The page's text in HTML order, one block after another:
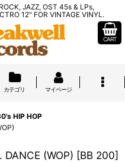
JAZZ, OST 45s & LPs,
12" FOR VINTAGE VINYL.
CART
カテゴリ マイページ
HIP HOP
DANCE (WOP) [BB 200]